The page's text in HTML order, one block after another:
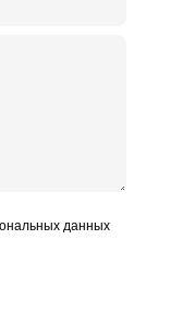
данных